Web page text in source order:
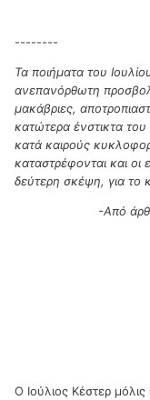
--------
Τα ποιήματα του
ανεπανόρθωτη
μακάβριες,
κατώτερα ένστικτα
κατά καιρούς
καταστρέφονται και οι
δεύτερη σκέψη, για
-Από
Ο Ιούλιος Κέστερ